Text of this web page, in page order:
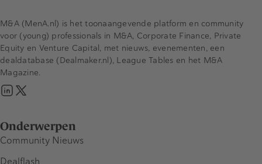
Onderwerpen
Community Nieuws
Dealflash
M&A (MenA.nl) is het toonaangevende platform en community
voor (young) professionals in M&A, Corporate Finance, Private
Equity en Venture Capital, met nieuws, evenementen, een
dealdatabase (Dealmaker.nl), League Tables en het M&A
Magazine.